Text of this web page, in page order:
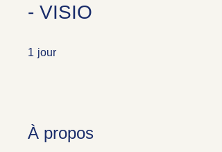
- VISIO
1 jour
À propos